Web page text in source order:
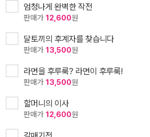
엄청나게 완벽한 작전
판매가 12,600원
달토끼의 후계자를 찾습니다
판매가 13,500원
라면을 후루룩? 라면이 후루룩!
판매가 13,500원
할머니의 이사
판매가 12,600원